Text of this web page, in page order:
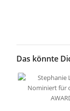
Das könnte